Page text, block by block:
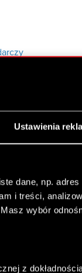
Ustawienia
dane, np.
i treści,
wybór
z
luty 2008 r.